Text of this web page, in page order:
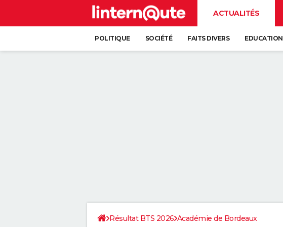
ACTUALITÉS
POLITIQUE SOCIÉTÉ FAITS DIVERS EDUCATION
Résultat BTS 2026 Académie de Bordeaux